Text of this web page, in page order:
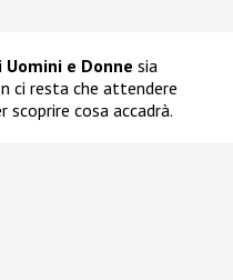
Uomini e Donne sia
ci resta che attendere
cosa accadrà.